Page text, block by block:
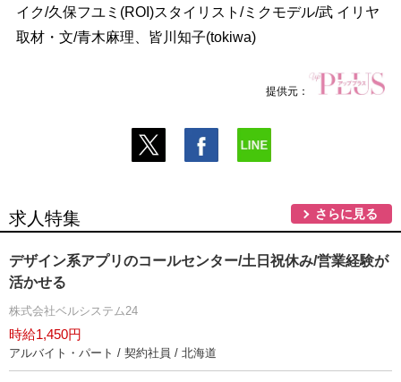
イク/久保フユミ(ROI)スタイリスト/ミクモデル/武 イリヤ
取材・文/青木麻理、皆川知子(tokiwa)
提供元：
求人特集 さらに見る
デザイン系アプリのコールセンター/土日祝休み/営業経験が
活かせる
株式会社ベルシステム24
時給1,450円
アルバイト・パート / 契約社員 / 北海道